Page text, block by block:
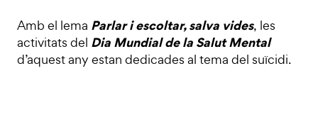
Amb el lema Parlar i escoltar, salva vides, les
activitats del Dia Mundial de la Salut Mental
d’aquest any estan dedicades al tema del suïcidi.